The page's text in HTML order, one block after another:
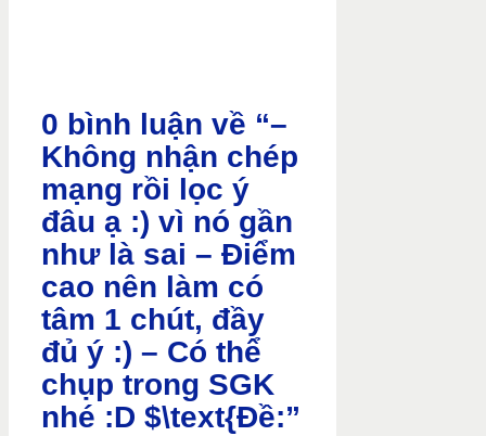
0 bình luận về “–
Không nhận chép
mạng rồi lọc ý
đâu ạ :) vì nó gần
như là sai – Điểm
cao nên làm có
tâm 1 chút, đầy
đủ ý :) – Có thể
chụp trong SGK
nhé :D $\text{Đề:”